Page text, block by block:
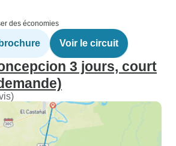
des économies
Voir le circuit
3 jours, court